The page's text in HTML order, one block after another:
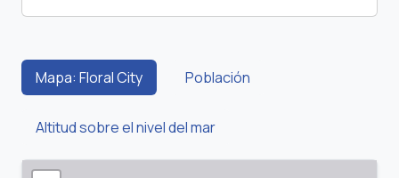
Mapa: Floral City Población
Altitud sobre el nivel del mar